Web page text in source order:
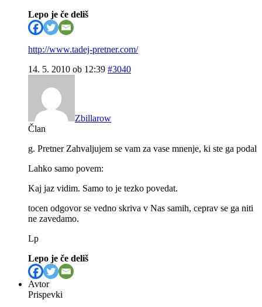
Lepo je če deliš
http://www.tadej-pretner.com/
14. 5. 2010 ob 12:39 #3040
Zbillarow
Član
g. Pretner Zahvaljujem se vam za vase mnenje, ki ste ga podal
Lahko samo povem:
Kaj jaz vidim. Samo to je tezko povedat.
tocen odgovor se vedno skriva v Nas samih, ceprav se ga niti
ne zavedamo.
Lp
Lepo je če deliš
Avtor
Prispevki